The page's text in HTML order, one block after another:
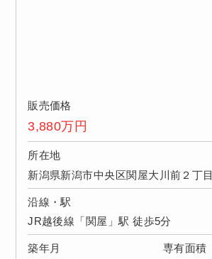
販売価格
3,880万円
所在地
新潟県新潟市中央区関屋大川前２丁目
沿線・駅
JR越後線「関屋」駅 徒歩5分
築年月
専有面積